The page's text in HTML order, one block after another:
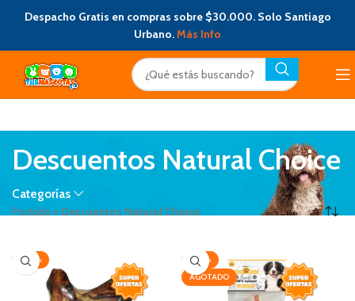
Despacho Gratis en compras sobre $30.000. Solo Santiago
Urbano.Más Info
Descuentos Natural Choice
Categorías
Portada » Descuentos Natural Choice
-30%
-30%
AGOTADO